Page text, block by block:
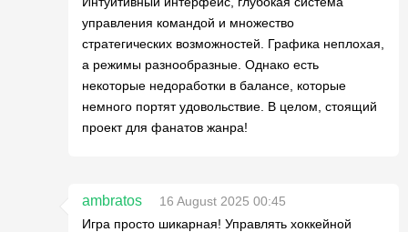
управления командой и множество
стратегических возможностей. Графика неплохая,
а режимы разнообразные. Однако есть
некоторые недоработки в балансе, которые
немного портят удовольствие. В целом, стоящий
проект для фанатов жанра!
ambratos
16 August 2025 00:45
Игра просто шикарная! Управлять хоккейной